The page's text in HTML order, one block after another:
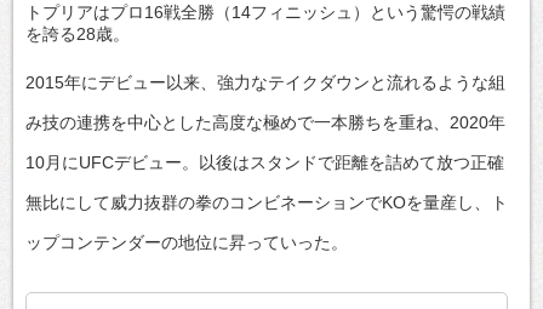
トプリアはプロ16戦全勝（14フィニッシュ）という驚愕の戦績
を誇る28歳。
2015年にデビュー以来、強力なテイクダウンと流れるような組
み技の連携を中心とした高度な極めで一本勝ちを重ね、2020年
10月にUFCデビュー。以後はスタンドで距離を詰めて放つ正確
無比にして威力抜群の拳のコンビネーションでKOを量産し、ト
ップコンテンダーの地位に昇っていった。